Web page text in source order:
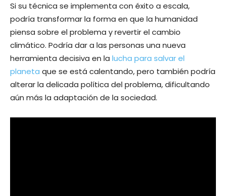
Si su técnica se implementa con éxito a escala,
podría transformar la forma en que la humanidad
piensa sobre el problema y revertir el cambio
climático. Podría dar a las personas una nueva
herramienta decisiva en la lucha para salvar el
planeta que se está calentando, pero también podría
alterar la delicada política del problema, dificultando
aún más la adaptación de la sociedad.